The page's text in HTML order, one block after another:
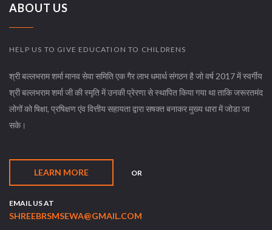
ABOUT US
HELP US TO GIVE EDUCATION TO CHILDRENS
श्री बल्लभराम शर्मा मानव सेवा समिति एक गैर लाभ धमार्थ संगठन है जो वर्ष 2017 में स्वर्गीय
श्री बल्लभराम शर्मा जी की स्मृति में उनकी प्रेरणा से स्थापित किया गया था ताकि जरूरतमंद
लोगों को षिक्षा, प्रषिक्षण एंव वित्तीय सहायता द्वारा सषक्त बनाकर मुख्य धारा में जोडा जा
सके।
LEARN MORE OR
EMAIL US AT
SHREEBRSMSEWA@GMAIL.COM